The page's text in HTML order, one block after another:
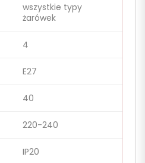
wszystkie typy
żarówek
4
E27
40
220-240
IP20